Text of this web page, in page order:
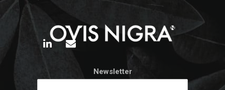
Newsletter